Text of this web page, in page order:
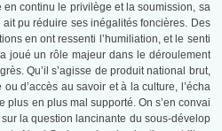
en continu le privilège et la soumission, sa
pu réduire ses inégalités foncières. Des
en ont ressenti l’humiliation, et le senti
joué un rôle majeur dans le déroulement
Qu’il s’agisse de produit national brut,
d’accès au savoir et à la culture, l’écha
plus en plus mal supporté. On s’en convai
la question lancinante du sous-dévelop